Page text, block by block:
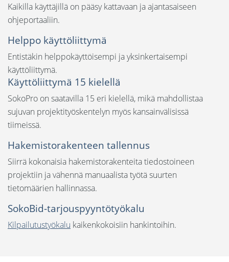
Kaikilla käyttäjillä on pääsy kattavaan ja ajantasaiseen
ohjeportaaliin.
Helppo käyttöliittymä
Entistäkin helppokäyttöisempi ja yksinkertaisempi
käyttöliittymä.
Käyttöliittymä 15 kielellä
SokoPro on saatavilla 15 eri kielellä, mikä mahdollistaa
sujuvan projektityöskentelyn myös kansainvälisissä
tiimeissä.
Hakemistorakenteen tallennus
Siirrä kokonaisia hakemistorakenteita tiedostoineen
projektiin ja vähennä manuaalista työtä suurten
tietomäärien hallinnassa.
SokoBid-tarjouspyyntötyökalu
Kilpailutustyökalu kaikenkokoisiin hankintoihin.